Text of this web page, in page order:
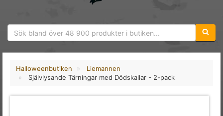
Halloweenbutiken
Liemannen
Självlysande Tärningar med Dödskallar - 2-pack